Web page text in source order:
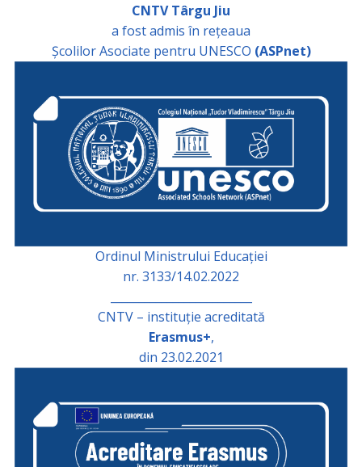
CNTV Târgu Jiu
a fost admis în rețeaua
Școlilor Asociate pentru UNESCO (ASPnet)
Ordinul Ministrului Educației
nr. 3133/14.02.2022
CNTV – instituție acreditată
Erasmus+,
din 23.02.2021